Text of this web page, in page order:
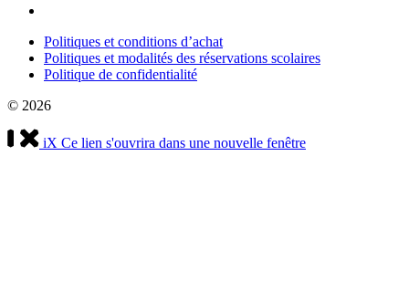
Politiques et conditions d’achat
Politiques et modalités des réservations scolaires
Politique de confidentialité
© 2026
iX Ce lien s'ouvrira dans une nouvelle fenêtre